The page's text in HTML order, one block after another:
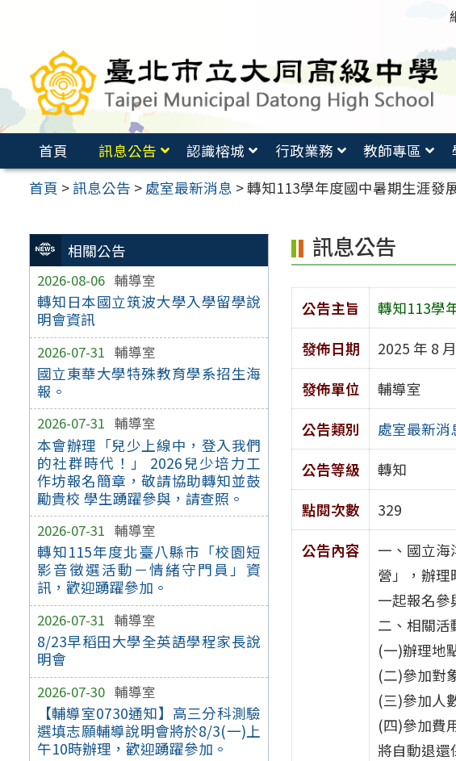
要
容
首頁 訊息公告 認識榕城 行政業務 教師專區
首頁 >訊息公告 > 處室最新消息 >轉知113學年度國中暑期生涯發
相關公告
2026-08-06 輔導室
轉知日本國立筑波大學入學留學說
明會資訊
2026-07-31 輔導室
國立東華大學特殊教育學系招生海
報。
2026-07-31 輔導室
本會辦理「兒少上線中，登入我們
的社群時代！」 2026兒少培力工
作坊報名簡章，敬請協助轉知並鼓
勵貴校 學生踴躍參與，請查照。
2026-07-31 輔導室
轉知115年度北臺八縣市「校園短
影音徵選活動－情緒守門員」資
訊，歡迎踴躍參加。
2026-07-31 輔導室
8/23早稻田大學全英語學程家長說
明會
2026-07-30 輔導室
【輔導室0730通知】高三分科測驗
選填志願輔導說明會將於8/3(一)上
午10時辦理，歡迎踴躍參加。
訊息公告
公告主旨
轉知113學
發佈日期
2025 年 8
發佈單位
輔導室
公告類別
處室最新消
公告等級
轉知
點閱次數
329
公告內容
一、國立
營」，辦
一起報名參
二、相關活
(一)辦理地
(二)參加對
(三)參加人
(四)參加費
將自動退還